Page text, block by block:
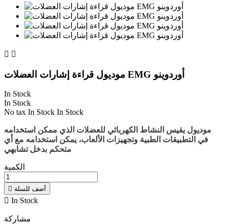
 
موديول قراءة إشارات العضلات EMG أوردوينو
In Stock
In Stock
No tax In Stock In Stock
موديول يقيس النشاط الكهربائي للعضلات الذي ممكن استخدامه
في التطبيقات الطبية وتجهيزات الألعاب، يمكن استخدامه مع أي
الكمية
 أضف للسلة
 In Stock
مشاركة